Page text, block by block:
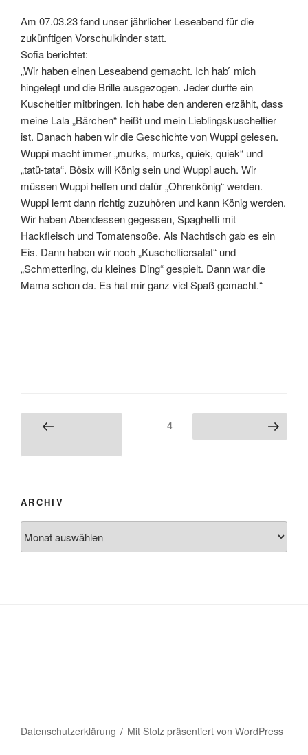
Am 07.03.23 fand unser jährlicher Leseabend für die
zukünftigen Vorschulkinder statt.
Sofia berichtet:
„Wir haben einen Leseabend gemacht. Ich hab ́ mich
hingelegt und die Brille ausgezogen. Jeder durfte ein
Kuscheltier mitbringen. Ich habe den anderen erzählt, dass
meine Lala „Bärchen“ heißt und mein Lieblingskuscheltier
ist. Danach haben wir die Geschichte von Wuppi gelesen.
Wuppi macht immer „murks, murks, quiek, quiek“ und
„tatü-tata“. Bösix will König sein und Wuppi auch. Wir
müssen Wuppi helfen und dafür „Ohrenkönig“ werden.
Wuppi lernt dann richtig zuzuhören und kann König werden.
Wir haben Abendessen gegessen, Spaghetti mit
Hackfleisch und Tomatensoße. Als Nachtisch gab es ein
Eis. Dann haben wir noch „Kuscheltiersalat“ und
„Schmetterling, du kleines Ding“ gespielt. Dann war die
Mama schon da. Es hat mir ganz viel Spaß gemacht.“
Seitennummerierung
Beiträge
Vorherige
Seite4 Nächste Seite
ARCHIV
Datenschutzerklärung Mit Stolz präsentiert von WordPress